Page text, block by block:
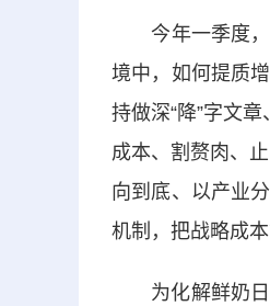
今年一季度，
境中，如何提质
持做深“降”字文
成本、割赘肉、
向到底、以产业
机制，把战略成
为化解鲜奶日